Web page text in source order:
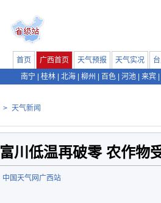
首页 广西首页 天气预报 天气实况
南宁
桂林 北海 柳州 百色 河池 来宾
> 天气新闻
富川低温再破零 农作物
中国天气网广西站